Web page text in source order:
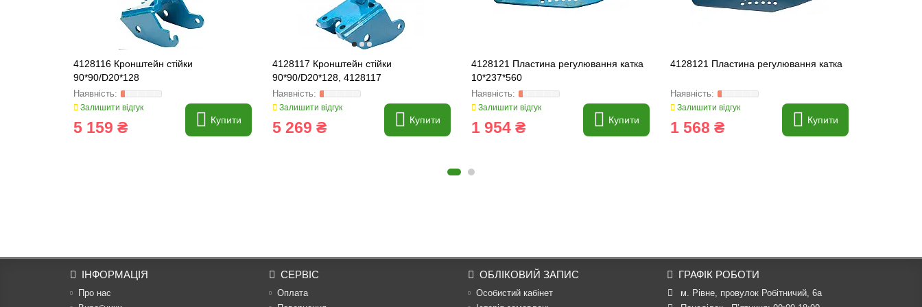
4128116 Кронштейн стійки
90*90/D20*128
Залишити відгук
5 159 ₴ Купити
4128117 Кронштейн стійки
90*90/D20*128, 4128117
Залишити відгук
5 269 ₴ Купити
4128121 Пластина регулювання катка
10*237*560
Залишити відгук
1 954 ₴ Купити
4128121 Пластина регулювання катка
Залишити відгук
1 568 ₴ Купити
ІНФОРМАЦІЯ
Про нас
СЕРВІС
Оплата
ОБЛІКОВИЙ ЗАПИС
Особистий кабінет
ГРАФІК РОБОТИ
м. Рівне, провулок Робітничий, 6а